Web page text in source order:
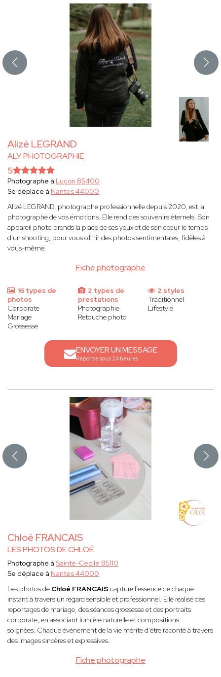
Alizé LEGRAND
ALY PHOTOGRAPHIE
Fiche photographe
5
Photographe à Luçon 85400
Se déplace à Nantes 44000
Alizé LEGRAND, photographe professionnelle depuis 2020, est la
photographe de vos émotions. Elle rend des souvenirs éternels. Son
appareil photo prends la place de ses yeux et de son cœur le temps
d'un shooting, pour vous offrir des photos sentimentales, fidèles à
vous-même.
16 types de
photos
Corporate
Mariage
Grossesse
2 types de
prestations
Photographie
Retouche photo
2 styles
Traditionnel
Lifestyle
ENVOYER UN MESSAGE
Réponse sous 24 heures
Chloé FRANCAIS
LES PHOTOS DE CHLOÉ
Fiche photographe
Photographe à Sainte-Cécile 85110
Se déplace à Nantes 44000
Les photos de Chloé FRANCAIS capture l’essence de chaque
instant à travers un regard sensible et professionnel. Elle réalise des
reportages de mariage, des séances grossesse et des portraits
corporate, en associant lumière naturelle et compositions
soignées. Chaque événement de la vie mérite d’être raconté à travers
des images sincères et expressives.